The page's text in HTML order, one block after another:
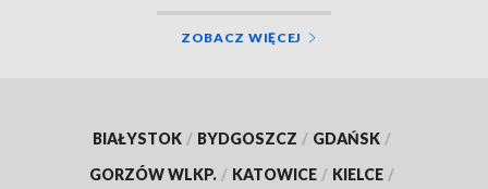
ZOBACZ WIĘCEJ
BIAŁYSTOK / BYDGOSZCZ / GDAŃSK /
GORZÓW WLKP. / KATOWICE / KIELCE /